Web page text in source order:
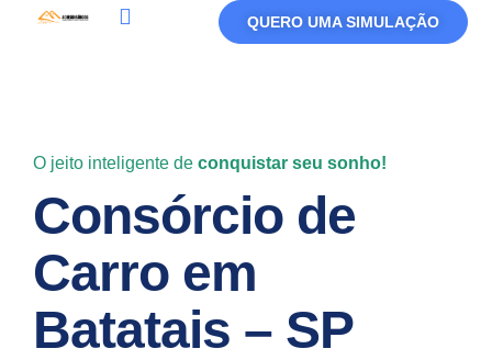
QUERO UMA SIMULAÇÃO
O jeito inteligente de conquistar seu sonho!
Consórcio de
Carro em
Batatais – SP